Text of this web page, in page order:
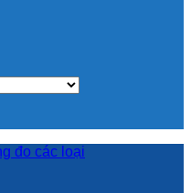
đo các loại